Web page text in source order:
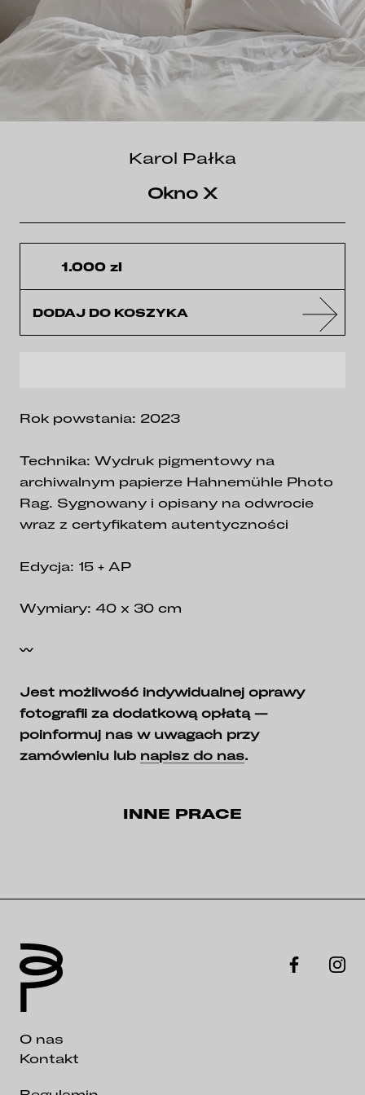
Karol Pałka
Okno X
1.000 zl
DODAJ DO KOSZYKA
Rok powstania: 2023
Technika: Wydruk pigmentowy na
archiwalnym papierze Hahnemühle Photo
Rag. Sygnowany i opisany na odwrocie
wraz z certyfikatem autentyczności
Edycja: 15 + AP
Wymiary: 40 x 30 cm
〰
Jest możliwość indywidualnej oprawy
fotografii za dodatkową opłatą —
poinformuj nas w uwagach przy
zamówieniu lub napisz do nas.
INNE PRACE
O nas
Kontakt